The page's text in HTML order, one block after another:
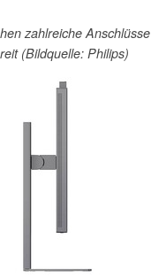
zahlreiche Anschlüsse
(Bildquelle: Philips)